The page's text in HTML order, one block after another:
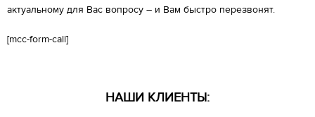
актуальному для Вас вопросу – и Вам быстро перезвонят.
[mcc-form-call]
НАШИ КЛИЕНТЫ: